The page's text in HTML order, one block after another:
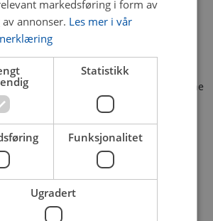
side exception has occurred (see the
console for more information).
markedsføring i form av
annonser. Les mer i vår
Statistikk
Funksjonalitet
Ugradert